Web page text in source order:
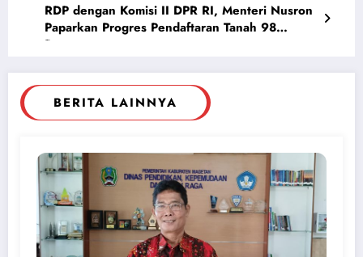
RDP dengan Komisi II DPR RI, Menteri Nusron
Paparkan Progres Pendaftaran Tanah 98
Persen
BERITA LAINNYA